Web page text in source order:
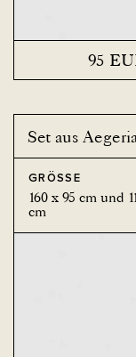
95
Set aus
GRÖSSE
160 x 95 cm und
cm